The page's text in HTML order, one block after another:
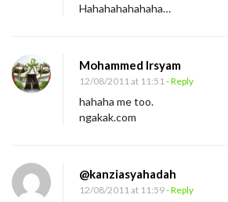
Hahahahahahaha…
Mohammed Irsyam
12/08/2011 at 11:51 - Reply
hahaha me too.
ngakak.com
@kanziasyahadah
12/08/2011 at 11:59- Reply